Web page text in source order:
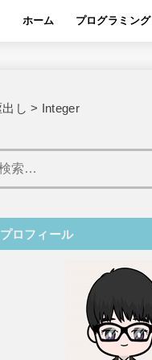
ホーム プログラミング
出し > Integer
プロフィール